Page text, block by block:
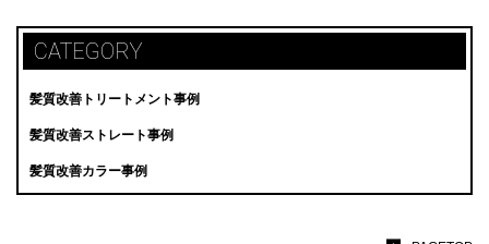
CATEGORY
髪質改善トリートメント事例
髪質改善ストレート事例
髪質改善カラー事例